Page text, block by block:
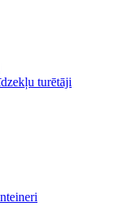
turētāji